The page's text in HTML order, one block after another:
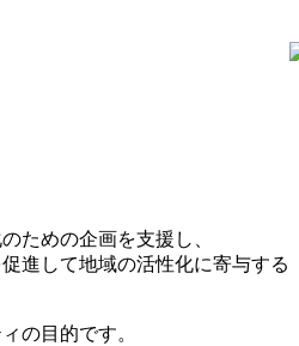
ための企画を支援し、
進して地域の活性化に寄与する
の目的です。